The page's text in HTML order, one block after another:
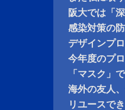
阪大では「
感染対策の
デザインプ
今年度のプ
「マスク」
海外の友人
リユースで